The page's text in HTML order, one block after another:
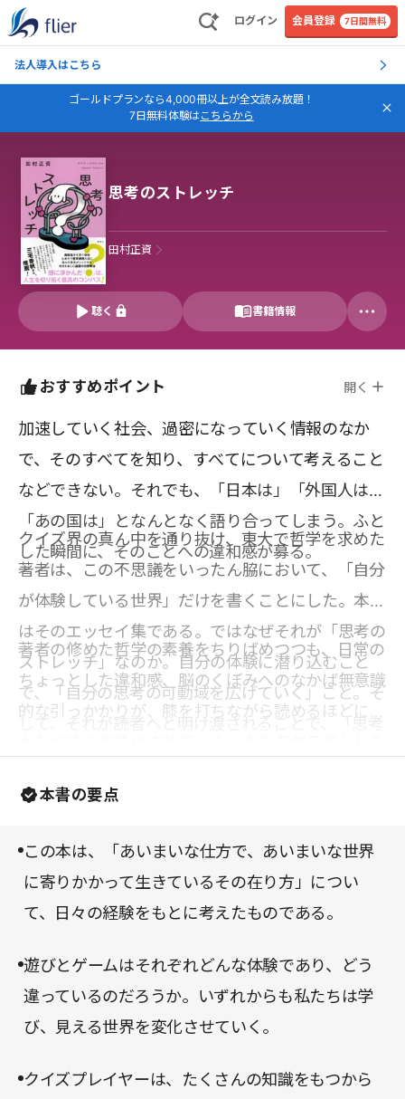
ログイン 会員登録 7日間無料
法人導入はこちら
ゴールドプランなら4,000冊以上が全文読み放題！
7日無料体験はこちらから
思考のストレッチ
田村正資
聴く 書籍情報
おすすめポイント 開く
加速していく社会、過密になっていく情報のなか
で、そのすべてを知り、すべてについて考えること
などできない。それでも、「日本は」「外国人は」
「あの国は」となんとなく語り合ってしまう。ふと
した瞬間に、そのことへの違和感が募る。
クイズ界の真ん中を通り抜け、東大で哲学を求めた
著者は、この不思議をいったん脇において、「自分
が体験している世界」だけを書くことにした。本書
はそのエッセイ集である。ではなぜそれが「思考の
ストレッチ」なのか。自分の体験に潜り込むこと
で、「自分の思考の可動域を広げていく」こと。そ
の主語のストレッチ」になることを意図したから
だ。世界のことにいきなり思いを馳せるのは大変だ
かり合ったり、対立したり」をとおして、「共に生
きる世界を捉えなおす」ことができるかもしれな
い。その可能性は、読者一人ひとりの手に委ねられ
著者の修めた哲学の素養をちりばめつつも、日常の
ちょっとした違和感、脳のくぼみへのなかば無意識
的な引っかかりが、膝を打ちながら読めるほどにわ
ない。そのスッキリ感は、「思考によるストレッ
本書の要点
この本は、「あいまいな仕方で、あいまいな世界
に寄りかかって生きているその在り方」につい
て、日々の経験をもとに考えたものである。
遊びとゲームはそれぞれどんな体験であり、どう
違っているのだろうか。いずれからも私たちは学
び、見える世界を変化させていく。
クイズプレイヤーは、たくさんの知識をもつから